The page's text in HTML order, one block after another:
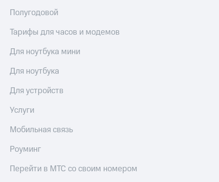
Полугодовой
Тарифы для часов и модемов
Для ноутбука мини
Для ноутбука
Для устройств
Услуги
Мобильная связь
Роуминг
Перейти в МТС со своим номером